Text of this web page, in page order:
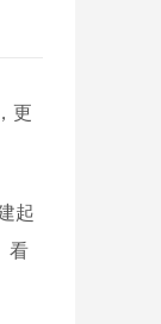
更
起
看